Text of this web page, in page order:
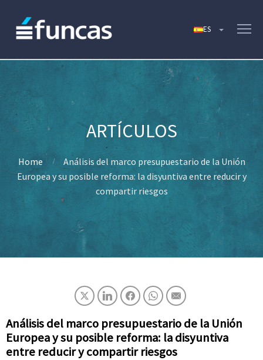
Home
Análisis del marco presupuestario de la Unión
Europea y su posible reforma: la disyuntiva entre reducir y
compartir riesgos
Análisis del marco presupuestario de la Unión
Europea y su posible reforma: la disyuntiva
entre reducir y compartir riesgos